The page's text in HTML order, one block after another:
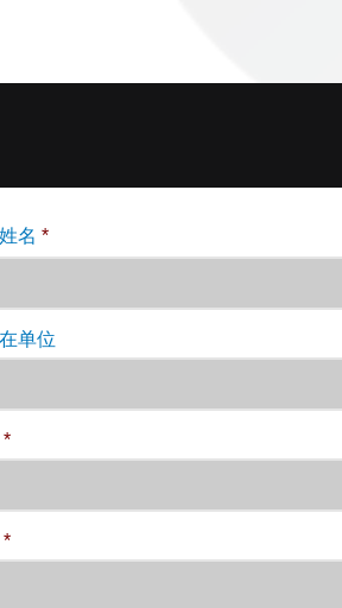
名 *
单位
*
*